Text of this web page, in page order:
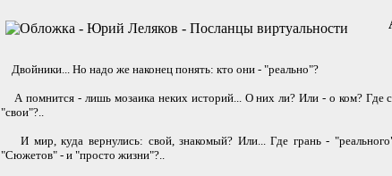
Двойники... Но надо же наконец понять: кто они - "реально"?
А помнится - лишь мозаика неких историй... О них ли? Или - о ком? Где
"свои"?..
И мир, куда вернулись: свой, знакомый? Или... Где грань -
"Сюжетов" - и "просто жизни"?..